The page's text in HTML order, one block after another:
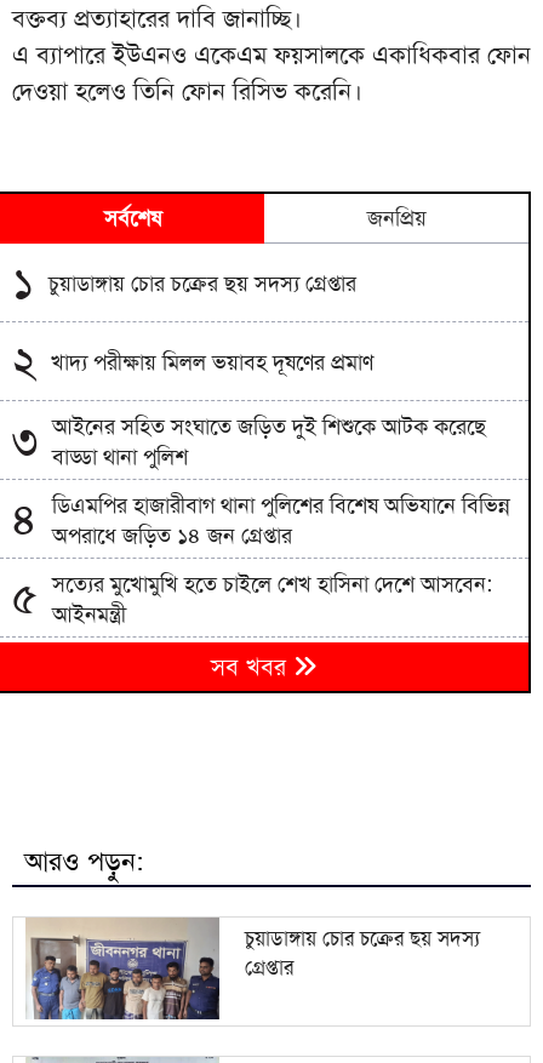
বক্তব্য প্রত্যাহারের দাবি জানাচ্ছি।
এ ব্যাপারে ইউএনও একেএম ফয়সালকে একাধিকবার ফোন
দেওয়া হলেও তিনি ফোন রিসিভ করেনি।
সর্বশেষ জনপ্রিয়
১ চুয়াডাঙ্গায় চোর চক্রের ছয় সদস্য গ্রেপ্তার
২ খাদ্য পরীক্ষায় মিলল ভয়াবহ দূষণের প্রমাণ
৩ আইনের সহিত সংঘাতে জড়িত দুই শিশুকে আটক করেছে
বাড্ডা থানা পুলিশ
৪
ডিএমপির হাজারীবাগ থানা পুলিশের বিশেষ অভিযানে বিভিন্ন
অপরাধে জড়িত ১৪ জন গ্রেপ্তার
৫ সত্যের মুখোমুখি হতে চাইলে শেখ হাসিনা দেশে আসবেন:
আইনমন্ত্রী
সৌদি-তুরস্ক-পাকিস্তানের নতুন সামরিক জোটের উদ্যোগ
মামলা: প্রধান আসামি গ্রেপ্তার
৯
গ্রেপ্তার
১০ সোমবার এসএসসি ও সমমানের ফল প্রকাশ, অনলাইনে
ফলাফল জানবেন যেভাবে
সব খবর
আরও পড়ুন:
চুয়াডাঙ্গায় চোর চক্রের ছয় সদস্য
গ্রেপ্তার